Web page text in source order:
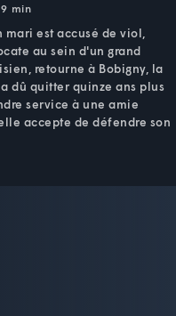
min
mari est accusé de viol,
au sein d'un grand
retourne à Bobigny, la
dû quitter quinze ans plus
service à une amie
accepte de défendre son